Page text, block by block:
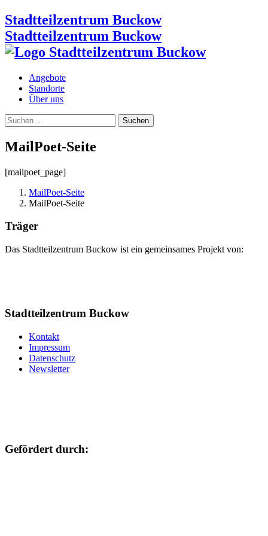
Stadtteilzentrum Buckow
Stadtteilzentrum Buckow
Angebote
Standorte
Über uns
Suchen
nach:
MailPoet-Seite
[mailpoet_page]
MailPoet-Seite
MailPoet-Seite
Träger
Das Stadtteilzentrum Buckow ist ein gemeinsames Projekt von:
Stadtteilzentrum Buckow
Kontakt
Impressum
Datenschutz
Newsletter
Gefördert durch: